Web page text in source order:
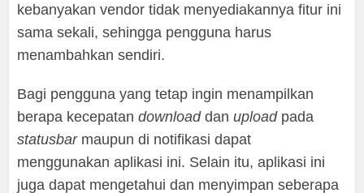
kebanyakan vendor tidak menyediakannya fitur ini
sama sekali, sehingga pengguna harus
menambahkan sendiri.
Bagi pengguna yang tetap ingin menampilkan
berapa kecepatandownloaddanupload pada
statusbar maupun di notifikasi dapat
menggunakan aplikasi ini. Selain itu, aplikasi ini
juga dapat mengetahui dan menyimpan seberapa